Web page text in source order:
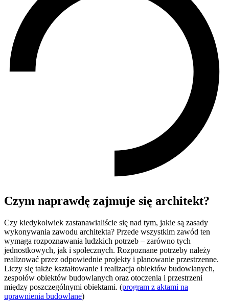
Czym naprawdę zajmuje się architekt?
Czy kiedykolwiek zastanawialiście się nad tym, jakie są zasady
wykonywania zawodu architekta? Przede wszystkim zawód ten
wymaga rozpoznawania ludzkich potrzeb – zarówno tych
jednostkowych, jak i społecznych. Rozpoznane potrzeby należy
realizować przez odpowiednie projekty i planowanie przestrzenne.
Liczy się także kształtowanie i realizacja obiektów budowlanych,
zespołów obiektów budowlanych oraz otoczenia i przestrzeni
między poszczególnymi obiektami. (program z aktami na
uprawnienia budowlane)